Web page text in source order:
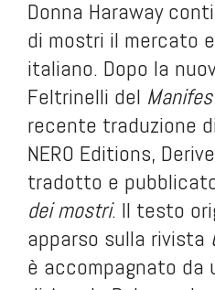
Donna Haraway
di mostri il mercato
italiano. Dopo la
Feltrinelli del
recente traduzione
NERO Editions,
tradotto e
dei mostri. Il testo
apparso sulla rivista
è accompagnato da